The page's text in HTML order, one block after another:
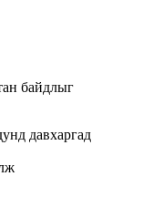
байдлыг
давхаргад